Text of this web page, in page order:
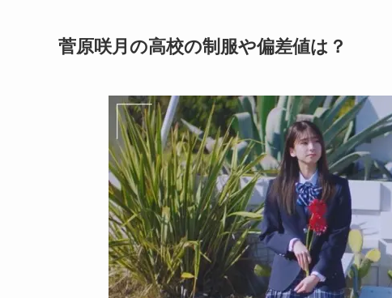
菅原咲月の高校の制服や偏差値は？